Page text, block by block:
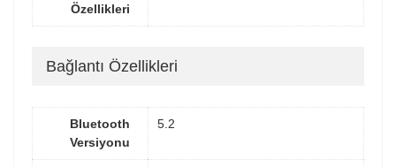
Özellikleri
Bağlantı Özellikleri
Bluetooth
Versiyonu
5.2